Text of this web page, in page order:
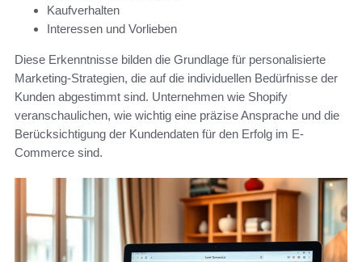
Kaufverhalten
Interessen und Vorlieben
Diese Erkenntnisse bilden die Grundlage für personalisierte
Marketing-Strategien, die auf die individuellen Bedürfnisse der
Kunden abgestimmt sind. Unternehmen wie Shopify
veranschaulichen, wie wichtig eine präzise Ansprache und die
Berücksichtigung der Kundendaten für den Erfolg im E-
Commerce sind.